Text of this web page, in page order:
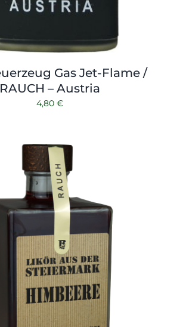
Gas Jet-Flame /
RAUCH – Austria
4,80 €